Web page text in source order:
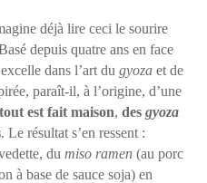
déjà lire ceci le sourire
depuis quatre ans en face
dans l’art du gyoza et de
paraît-il, à l’origine, d’une
tout est fait maison, des gyoza
. Le résultat s’en ressent :
du miso ramen (au porc
à base de sauce soja) en